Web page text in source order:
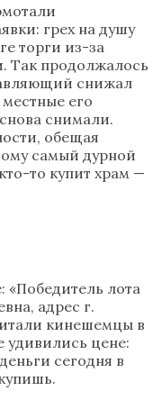
грех на душу
торги из-за
Так продолжалось
снижал
его
снимали.
обещая
самый дурной
то купит храм —
лота
адрес г.
кинешемцы в
удивились цене:
сегодня в